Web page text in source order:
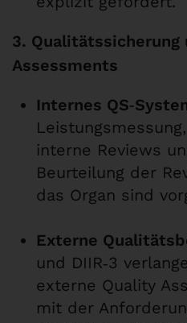
3.
Assessments
Internes
interne Reviews
Beurteilung der
das Organ sind
Externe
und DIIR‑3
externe Quality
mit der